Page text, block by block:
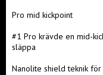
Pro mid kickpoint
#1 Pro krävde en mid-
släppa
Nanolite shield teknik